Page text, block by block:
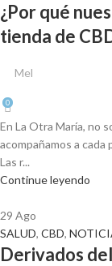
¿Por qué
tienda de
Mel
0
En La Otra María, no
acompañamos a
Las r...
Continue leyendo
29 Ago
SALUD, CBD,
Derivados